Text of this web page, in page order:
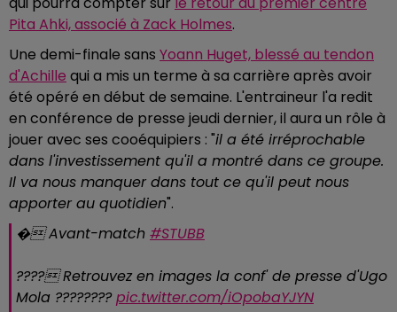
Pita Ahki, associé à Zack Holmes.
Une demi-finale sans Yoann Huget, blessé au tendon
d'Achille qui a mis un terme à sa carrière après avoir
été opéré en début de semaine. L'entraineur l'a redit
en conférence de presse jeudi dernier, il aura un rôle à
jouer avec ses cooéquipiers : "il a été irréprochable
dans l'investissement qu'il a montré dans ce groupe.
Il va nous manquer dans tout ce qu'il peut nous
apporter au quotidien".
� Avant-match #STUBB
???? Retrouvez en images la conf' de presse d'Ugo
Mola ????????pic.twitter.com/iOpobaYJYN